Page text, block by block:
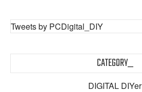
Tweets by PCDigital_DIY
CATEGORY_
DIGITAL DIYer